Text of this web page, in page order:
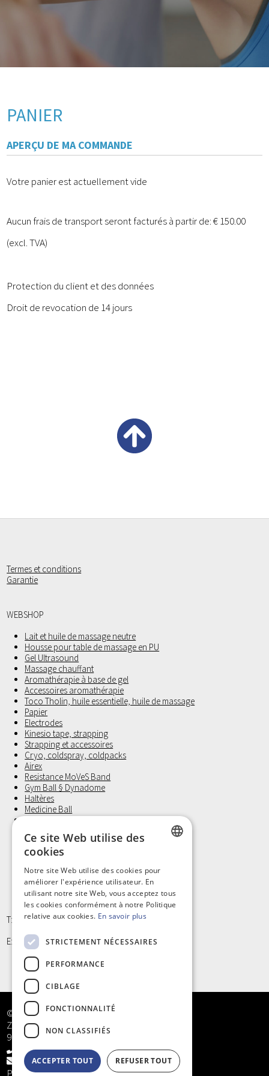
PANIER
APERÇU DE MA COMMANDE
Votre panier est actuellement vide
Aucun frais de transport seront facturés à partir de: € 150.00
(excl. TVA)
Protection du client et des données
Droit de revocation de 14 jours
Termes et conditions
Garantie
WEBSHOP
Lait et huile de massage neutre
Housse pour table de massage en PU
Gel Ultrasound
Massage chauffant
Aromathérapie à base de gel
Accessoires aromathérapie
Toco Tholin, huile essentielle, huile de massage
Papier
Electrodes
Kinesio tape, strapping
Strapping et accessoires
Cryo, coldspray, coldpacks
Airex
Resistance MoVeS Band
Gym Ball § Dynadome
Haltères
Medicine Ball
Revalidatie
Bandes de fixation
Coussin d'assise et positionnement
Laufwunder
Petit materiel et Hygiène
T: +32 9/373 77 65
E: info@kinergy.be
© Kinergy bv
Zandstraat 5
9968 Bassevelde
+32 9/373 77 65
info@kinergy.be
Privacy
FRENCH
Ce site Web utilise des
cookies
Notre site Web utilise des cookies pour
améliorer l'expérience utilisateur. En
utilisant notre site Web, vous acceptez tous
les cookies conformément à notre Politique
relative aux cookies. En savoir plus
STRICTEMENT NÉCESSAIRES
PERFORMANCE
CIBLAGE
FONCTIONNALITÉ
NON CLASSIFIÉS
ACCEPTER TOUT REFUSER TOUT